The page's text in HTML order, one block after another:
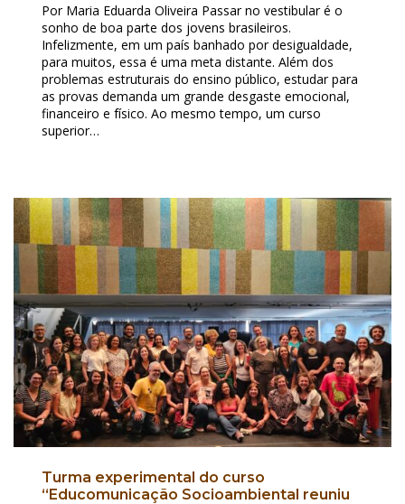
Por Maria Eduarda Oliveira Passar no vestibular é o
sonho de boa parte dos jovens brasileiros.
Infelizmente, em um país banhado por desigualdade,
para muitos, essa é uma meta distante. Além dos
problemas estruturais do ensino público, estudar para
as provas demanda um grande desgaste emocional,
financeiro e físico. Ao mesmo tempo, um curso
superior…
Turma experimental do curso
“Educomunicação Socioambiental reuniu